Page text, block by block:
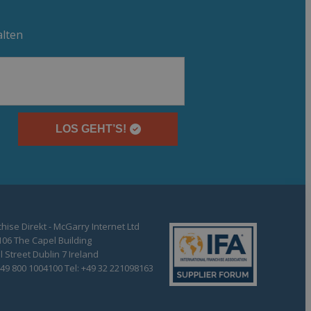
LOS GEHT’S!
Direkt - McGarry Internet Ltd
The Capel Building
Street Dublin 7 Ireland
800 1004100 Tel: +49 32 221098163